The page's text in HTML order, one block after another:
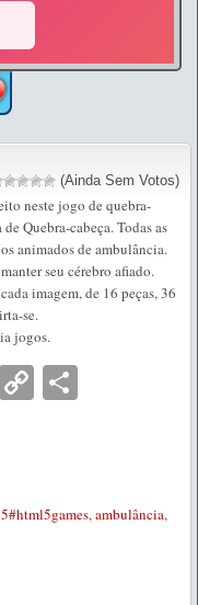
(Ainda Sem Votos)
neste jogo de quebra-
Quebra-cabeça. Todas as
animados de ambulância.
seu cérebro afiado.
imagem, de 16 peças, 36
se.
jogos.
EmailCopy
,ambulância,